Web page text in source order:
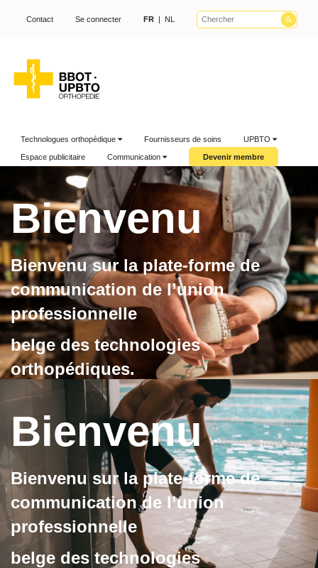
Contact Se connecter FR | NL
Technologues orthopédique Fournisseurs de soins UPBTO
Espace publicitaire Communication Devenir membre
Bienvenu
Bienvenu sur la plate-forme de
communication de l’union
professionnelle
belge des technologies
orthopédiques.
la plate-forme de communication
Bienvenu
Bienvenu sur la plate-forme de
communication de l’union
professionnelle
belge des technologies